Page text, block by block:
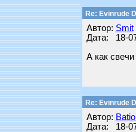
Re: Evinrude
Автор: Smit
Дата: 18-
А как
Re: Evinrude
Автор:
Дата: 18-